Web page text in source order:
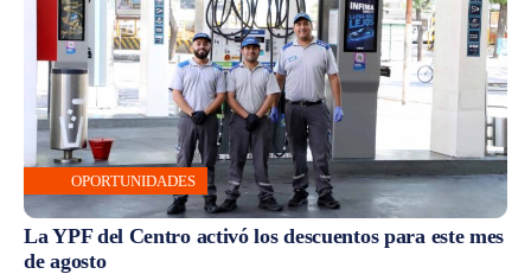
OPORTUNIDADES
La YPF del Centro activó los descuentos para este mes
de agosto